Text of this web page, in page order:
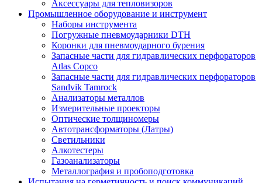
Аксессуары для тепловизоров
Промышленное оборудование и инструмент
Наборы инструмента
Погружные пневмоударники DTH
Коронки для пневмоударного бурения
Запасные части для гидравлических перфораторов
Atlas Copco
Запасные части для гидравлических перфораторов
Sandvik Tamrock
Анализаторы металлов
Измерительные проекторы
Оптические толщиномеры
Автотрансформаторы (Латры)
Светильники
Алкотестеры
Газоанализаторы
Металлография и пробоподготовка